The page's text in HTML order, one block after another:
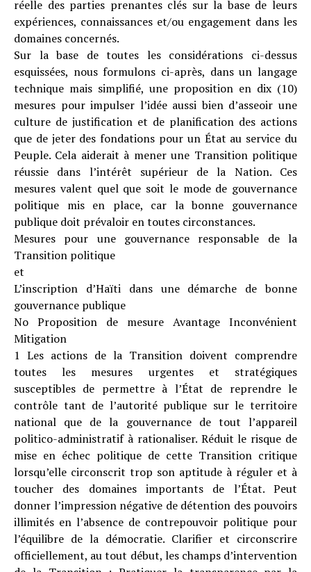
réelle des parties prenantes clés sur la base de leurs
expériences, connaissances et/ou engagement dans les
domaines concernés.
Sur la base de toutes les considérations ci-dessus
esquissées, nous formulons ci-après, dans un langage
technique mais simplifié, une proposition en dix (10)
mesures pour impulser l’idée aussi bien d’asseoir une
culture de justification et de planification des actions
que de jeter des fondations pour un État au service du
Peuple. Cela aiderait à mener une Transition politique
réussie dans l’intérêt supérieur de la Nation. Ces
mesures valent quel que soit le mode de gouvernance
politique mis en place, car la bonne gouvernance
publique doit prévaloir en toutes circonstances.
Mesures pour une gouvernance responsable de la
Transition politique
et
L’inscription d’Haïti dans une démarche de bonne
gouvernance publique
No Proposition de mesure Avantage Inconvénient
Mitigation
1 Les actions de la Transition doivent comprendre
toutes les mesures urgentes et stratégiques
susceptibles de permettre à l’État de reprendre le
contrôle tant de l’autorité publique sur le territoire
national que de la gouvernance de tout l’appareil
politico-administratif à rationaliser. Réduit le risque de
mise en échec politique de cette Transition critique
lorsqu’elle circonscrit trop son aptitude à réguler et à
toucher des domaines importants de l’État. Peut
donner l’impression négative de détention des pouvoirs
illimités en l’absence de contrepouvoir politique pour
l’équilibre de la démocratie. Clarifier et circonscrire
officiellement, au tout début, les champs d’intervention